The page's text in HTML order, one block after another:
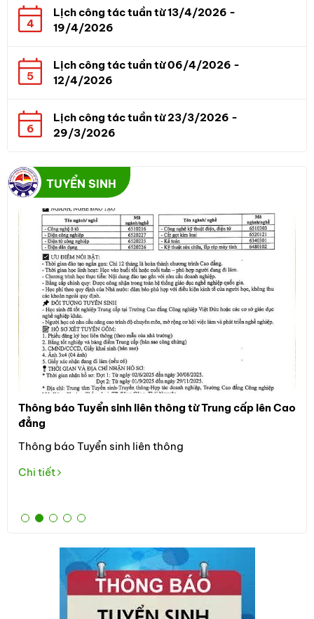
4
Lịch công tác tuần từ 13/4/2026 -
19/4/2026
5
Lịch công tác tuần từ 06/4/2026 -
12/4/2026
6
Lịch công tác tuần từ 23/3/2026 -
29/3/2026
TUYỂN SINH
Thông báo Tuyển sinh liên thông từ Trung cấp lên Cao
đẳng
Thông báo Tuyển sinh liên thông
Chi tiết